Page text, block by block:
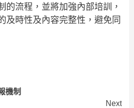
的流程，並將加強內部培訓，
及時性及內容完整性，避免同
機制
Next